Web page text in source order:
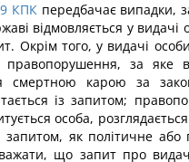
КПКпередбачає випадки,
відмовляється у
Окрім того, у видачі
за яке
смертною карою за
із запитом;
особа,
запитом, як політичне або
що запит про